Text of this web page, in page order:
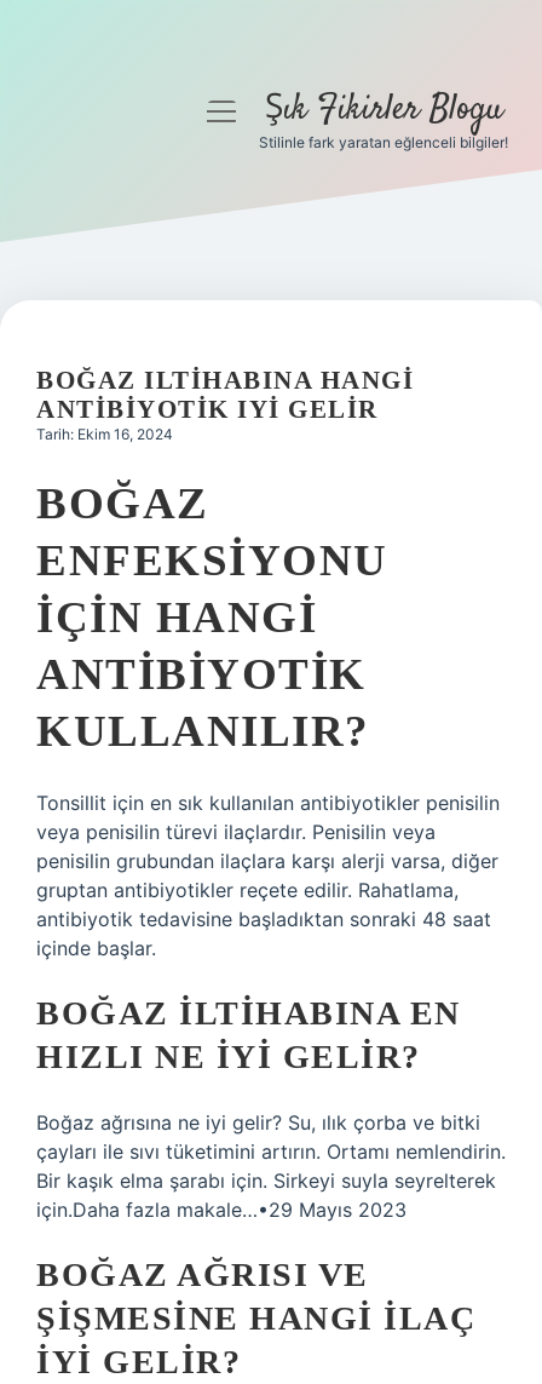
Gizlilik Politikası
Yasal Uyarı
menüyüŞık Fikirler Blogu
Stilinle fark yaratan eğlenceli bilgiler!
BOĞAZ ILTIHABINA HANGI
ANTIBIYOTIK IYI GELIR
Tarih: Ekim 16, 2024
BOĞAZ
ENFEKSIYONU
IÇIN HANGI
ANTIBIYOTIK
KULLANILIR?
Tonsillit için en sık kullanılan antibiyotikler penisilin
veya penisilin türevi ilaçlardır. Penisilin veya
penisilin grubundan ilaçlara karşı alerji varsa, diğer
gruptan antibiyotikler reçete edilir. Rahatlama,
antibiyotik tedavisine başladıktan sonraki 48 saat
içinde başlar.
BOĞAZ ILTIHABINA EN
HIZLI NE IYI GELIR?
Boğaz ağrısına ne iyi gelir? Su, ılık çorba ve bitki
çayları ile sıvı tüketimini artırın. Ortamı nemlendirin.
Bir kaşık elma şarabı için. Sirkeyi suyla seyrelterek
için.Daha fazla makale…•29 Mayıs 2023
BOĞAZ AĞRISI VE
ŞIŞMESINE HANGI ILAÇ
IYI GELIR?